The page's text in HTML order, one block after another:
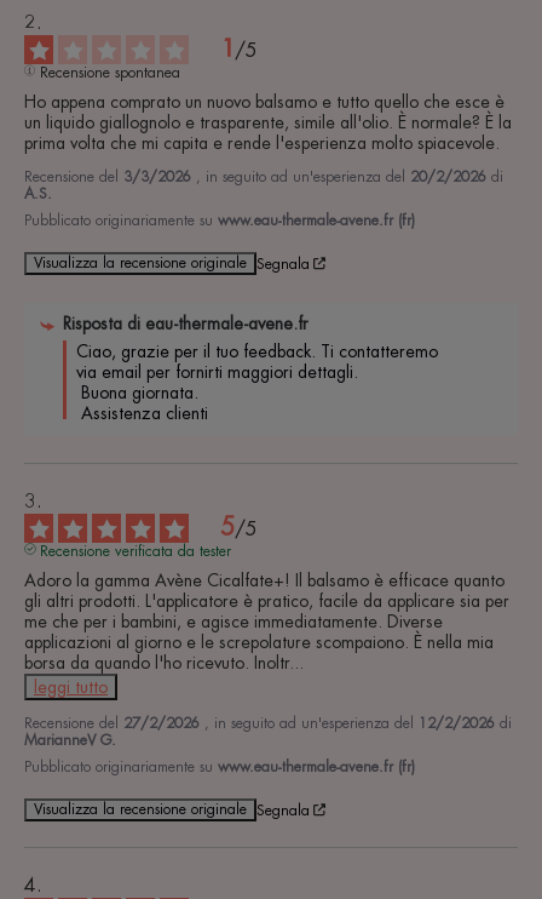
1 /5
Recensione spontanea
Ho appena comprato un nuovo balsamo e tutto quello che esce è
un liquido giallognolo e trasparente, simile all'olio. È normale? È la
prima volta che mi capita e rende l'esperienza molto spiacevole.
Recensione del 3/3/2026 , in seguito ad un'esperienza del 20/2/2026 di
A.S.
Pubblicato originariamente su www.eau-thermale-avene.fr (fr)
Visualizza la recensione originale Segnala
Risposta di eau-thermale-avene.fr
Ciao, grazie per il tuo feedback. Ti contatteremo
via email per fornirti maggiori dettagli.
Assistenza clienti
5/5
Recensione verificata da tester
Adoro la gamma Avène Cicalfate+! Il balsamo è efficace quanto
gli altri prodotti. L'applicatore è pratico, facile da applicare sia per
me che per i bambini, e agisce immediatamente. Diverse
applicazioni al giorno e le screpolature scompaiono. È nella mia
borsa da quando l'ho ricevuto. Inoltr...
leggi tutto
Recensione del 27/2/2026 , in seguito ad un'esperienza del 12/2/2026 di
MarianneV G.
Pubblicato originariamente su www.eau-thermale-avene.fr (fr)
Visualizza la recensione originale Segnala